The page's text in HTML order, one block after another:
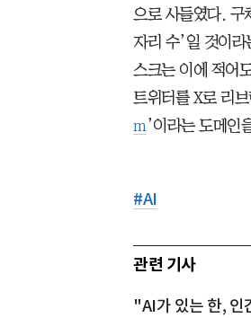
으로 사들였다. 구
자리 수’일 것이
스크는 이에 적어
트위터를 X로 리
m ’이라는 도메인
#AI
관련 기사
"AI가 있는 한, 인